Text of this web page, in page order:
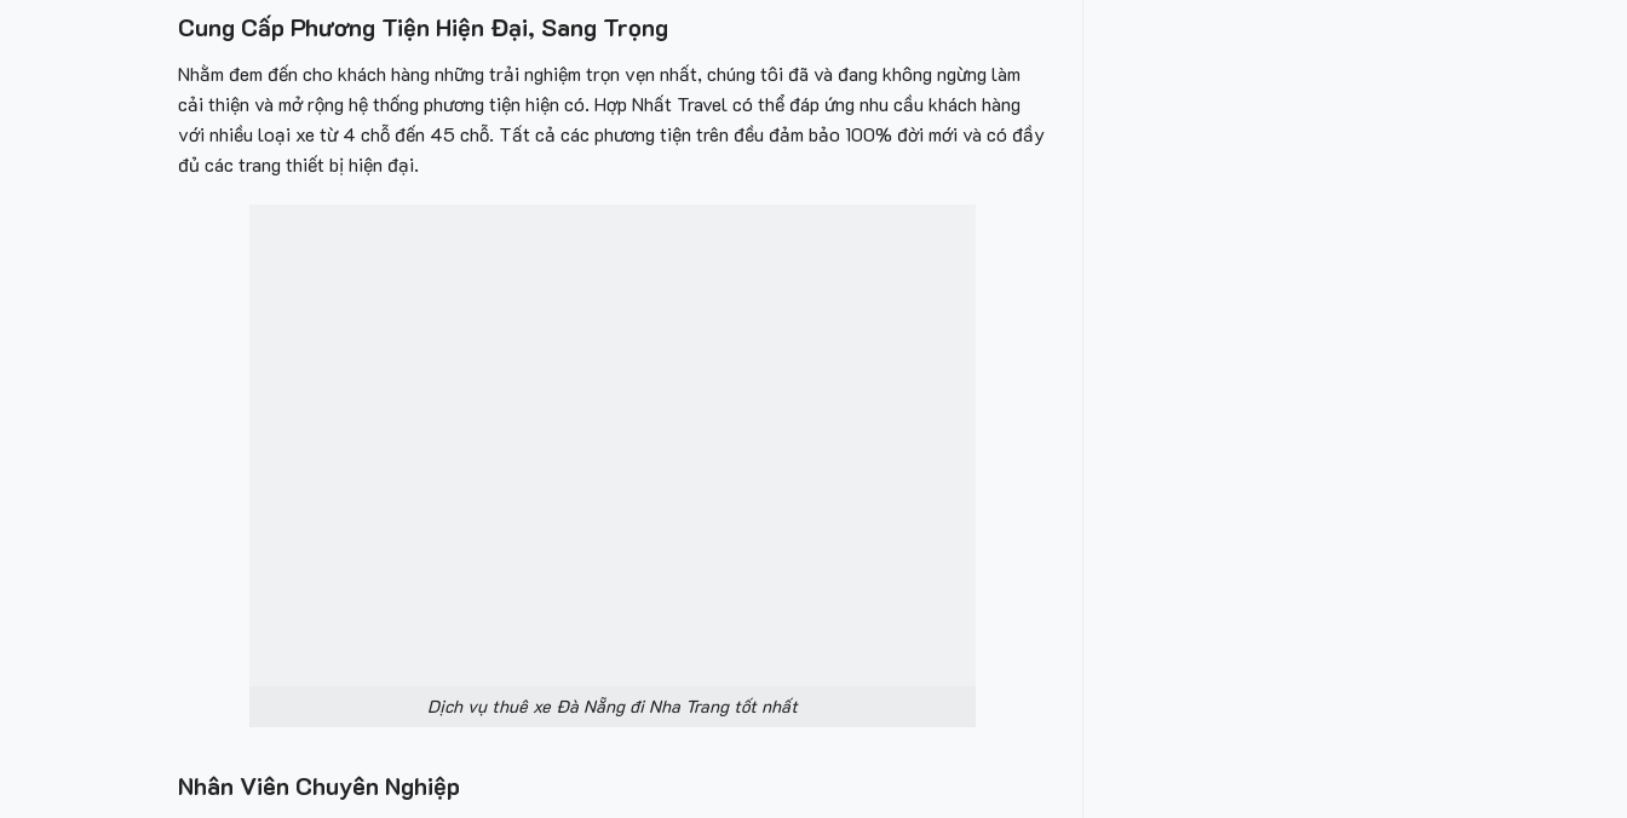
Cung Cấp Phương Tiện Hiện Đại, Sang Trọng
Nhằm đem đến cho khách hàng những trải nghiệm trọn vẹn nhất, chúng tôi đã và đang không ngừng làm
cải thiện và mở rộng hệ thống phương tiện hiện có. Hợp Nhất Travel có thể đáp ứng nhu cầu khách hàng
với nhiều loại xe từ 4 chỗ đến 45 chỗ. Tất cả các phương tiện trên đều đảm bảo 100% đời mới và có đầy
đủ các trang thiết bị hiện đại.
Dịch vụ thuê xe Đà Nẵng đi Nha Trang tốt nhất
Nhân Viên Chuyên Nghiệp